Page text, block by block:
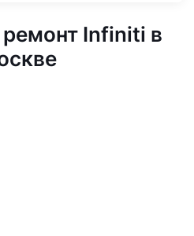
Infiniti в